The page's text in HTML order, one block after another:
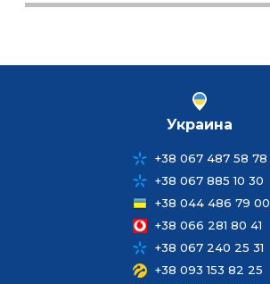
Украина
+38 067 487 58 78
+38 067 885 10 30
+38 044 486 79 00
+38 066 281 80 41
+38 067 240 25 31
+38 093 153 82 25